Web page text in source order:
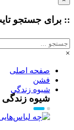
:: برای جستجو
×
صفحه اصلی
فشن
شیوه زندگی
شیوه زندگی